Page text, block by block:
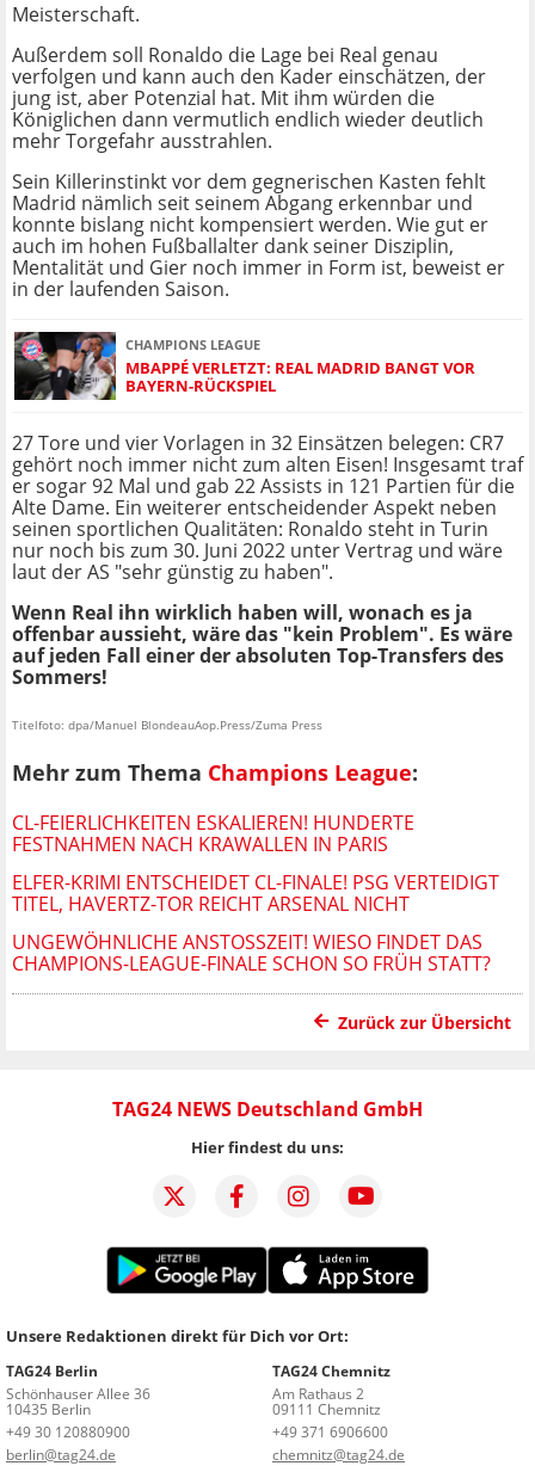
Meisterschaft.
Außerdem soll Ronaldo die Lage bei Real genau
verfolgen und kann auch den Kader einschätzen, der
jung ist, aber Potenzial hat. Mit ihm würden die
Königlichen dann vermutlich endlich wieder deutlich
mehr Torgefahr ausstrahlen.
Sein Killerinstinkt vor dem gegnerischen Kasten fehlt
Madrid nämlich seit seinem Abgang erkennbar und
konnte bislang nicht kompensiert werden. Wie gut er
auch im hohen Fußballalter dank seiner Disziplin,
Mentalität und Gier noch immer in Form ist, beweist er
in der laufenden Saison.
CHAMPIONS LEAGUE
MBAPPÉ VERLETZT: REAL MADRID BANGT VOR
BAYERN-RÜCKSPIEL
27 Tore und vier Vorlagen in 32 Einsätzen belegen: CR7
gehört noch immer nicht zum alten Eisen! Insgesamt traf
er sogar 92 Mal und gab 22 Assists in 121 Partien für die
Alte Dame. Ein weiterer entscheidender Aspekt neben
seinen sportlichen Qualitäten: Ronaldo steht in Turin
nur noch bis zum 30. Juni 2022 unter Vertrag und wäre
laut der AS "sehr günstig zu haben".
Wenn Real ihn wirklich haben will, wonach es ja
offenbar aussieht, wäre das "kein Problem". Es wäre
auf jeden Fall einer der absoluten Top-Transfers des
Sommers!
Titelfoto: dpa/Manuel BlondeauAop.Press/Zuma Press
Mehr zum Thema Champions League:
CL-FEIERLICHKEITEN ESKALIEREN! HUNDERTE
FESTNAHMEN NACH KRAWALLEN IN PARIS
ELFER-KRIMI ENTSCHEIDET CL-FINALE! PSG VERTEIDIGT
TITEL, HAVERTZ-TOR REICHT ARSENAL NICHT
UNGEWÖHNLICHE ANSTOSSZEIT! WIESO FINDET DAS C
HAMPIONS-LEAGUE-FINALE SCHON SO FRÜH STATT?
Zurück zur Übersicht
TAG24 NEWS Deutschland GmbH
Hier findest du uns:
Unsere Redaktionen direkt für Dich vor Ort:
TAG24 Berlin
Schönhauser Allee 36
10435 Berlin
+49 30 120880900
berlin@tag24.de
TAG24 Chemnitz
Am Rathaus 2
09111 Chemnitz
+49 371 6906600
chemnitz@tag24.de